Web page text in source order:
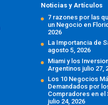
Noticias y Artículos
7 razones por las
un Negocio en
2026
La Importancia de
agosto 5, 2026
Miami y los
Argentinos julio 27,
Los 10 Negocios
Demandados por
Compradores en el
julio 24, 2026